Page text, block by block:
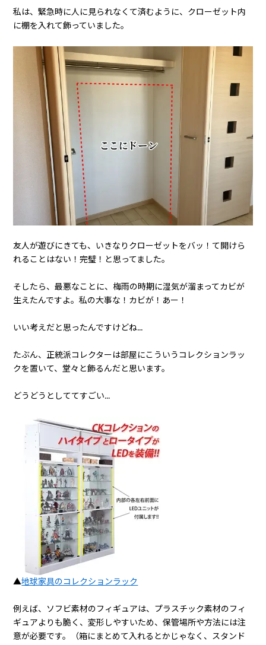
私は、緊急時に人に見られなくて済むように、クローゼット内
に棚を入れて飾っていました。
友人が遊びにきても、いきなりクローゼットをバッ！て開けら
れることはない！完璧！と思ってました。
そしたら、最悪なことに、梅雨の時期に湿気が溜まってカビが
生えたんですよ。私の大事な！カビが！あー！
いい考えだと思ったんですけどね…
たぶん、正統派コレクターは部屋にこういうコレクションラッ
クを置いて、堂々と飾るんだと思います。
どうどうとしててすごい…
▲地球家具のコレクションラック
例えば、ソフビ素材のフィギュアは、プラスチック素材のフィ
ギュアよりも脆く、変形しやすいため、保管場所や方法には注
意が必要です。（箱にまとめて入れるとかじゃなく、スタンド